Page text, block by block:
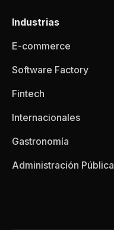
Industrias
E-commerce
Software Factory
Fintech
Internacionales
Gastronomía
Administración Pública